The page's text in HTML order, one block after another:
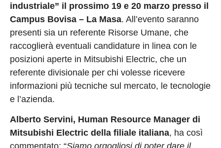
industriale” il prossimo 19 e 20 marzo presso il
Campus Bovisa – La Masa. All’evento saranno
presenti sia un referente Risorse Umane, che
raccoglierà eventuali candidature in linea con le
posizioni aperte in Mitsubishi Electric, che un
referente divisionale per chi volesse ricevere
informazioni più tecniche sul mercato, le tecnologie
e l’azienda.
Alberto Servini, Human Resource Manager di
Mitsubishi Electric della filiale italiana, ha così